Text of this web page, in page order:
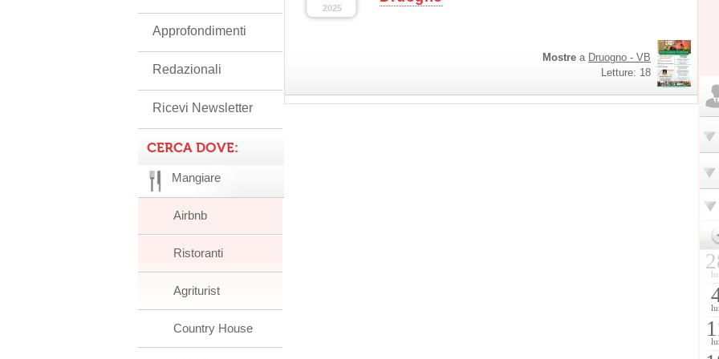
2025
Mostre a Druogno - VB
Letture: 18
Approfondimenti
Redazionali
Ricevi Newsletter
CERCA DOVE:
Mangiare
Airbnb
Ristoranti
Agriturist
Country House